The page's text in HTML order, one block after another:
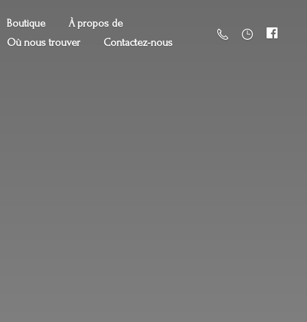
Boutique
À propos de
Où nous trouver
Contactez-nous